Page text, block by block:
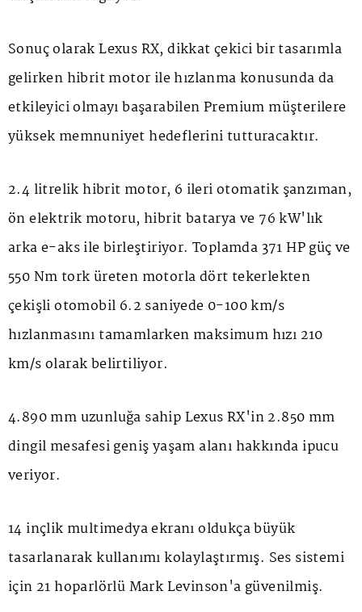
Sonuç olarak Lexus RX, dikkat çekici bir tasarımla
gelirken hibrit motor ile hızlanma konusunda da
etkileyici olmayı başarabilen Premium müşterilere
yüksek memnuniyet hedeflerini tutturacaktır.
2.4 litrelik hibrit motor, 6 ileri otomatik şanzıman,
ön elektrik motoru, hibrit batarya ve 76 kW'lık
arka e-aks ile birleştiriyor. Toplamda 371 HP güç ve
550 Nm tork üreten motorla dört tekerlekten
çekişli otomobil 6.2 saniyede 0-100 km/s
hızlanmasını tamamlarken maksimum hızı 210
km/s olarak belirtiliyor.
4.890 mm uzunluğa sahip Lexus RX'in 2.850 mm
dingil mesafesi geniş yaşam alanı hakkında ipucu
veriyor.
14 inçlik multimedya ekranı oldukça büyük
tasarlanarak kullanımı kolaylaştırmış. Ses sistemi
için 21 hoparlörlü Mark Levinson'a güvenilmiş.